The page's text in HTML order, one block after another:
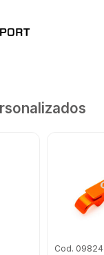
Cod. 09824